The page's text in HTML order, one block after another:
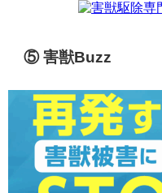
害獣駆除専
⑤ 害獣Buzz